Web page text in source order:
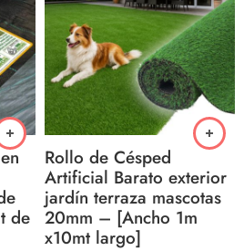
de
Rollo de Césped
Artificial Barato exterior
jardín terraza mascotas
20mm – [Ancho 1m
x10mt largo]